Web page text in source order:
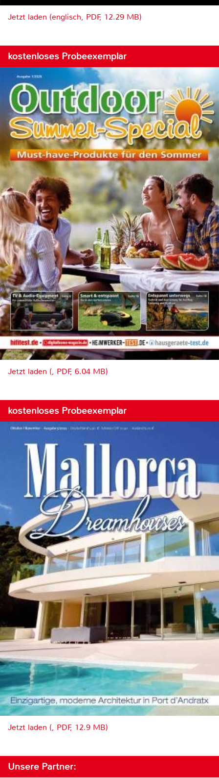
Jetzt laden (englisch, PDF, 12.29 MB)
kostenloses Probeexemplar
Jetzt laden (, PDF, 6.04 MB)
kostenloses Probeexemplar
Jetzt laden (, PDF, 12.9 MB)
Unsere Partner: